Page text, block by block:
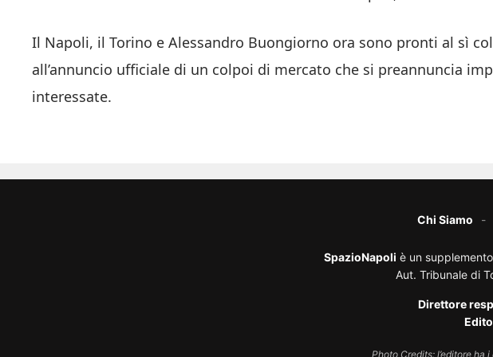
Il Napoli, il Torino e Alessandro Buongiorno ora sono pronti al sì
all’annuncio ufficiale di un colpoi di mercato che si preannuncia
interessate.
Chi Siamo
SpazioNapoli è un
Aut. Tribunale di
Direttore
Photo Credits: l’editore ha